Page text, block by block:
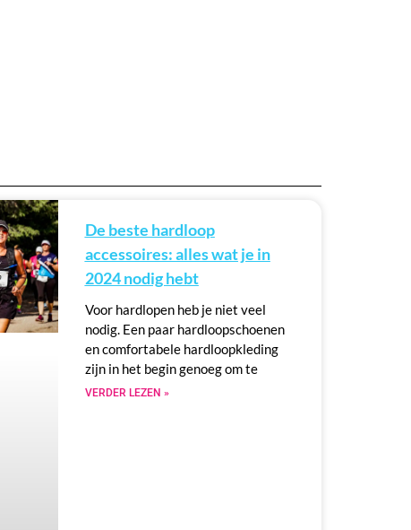
De beste hardloop
accessoires: alles wat je in
2024 nodig hebt
Voor hardlopen heb je niet veel
nodig. Een paar hardloopschoenen
en comfortabele hardloopkleding
zijn in het begin genoeg om te
VERDER LEZEN »